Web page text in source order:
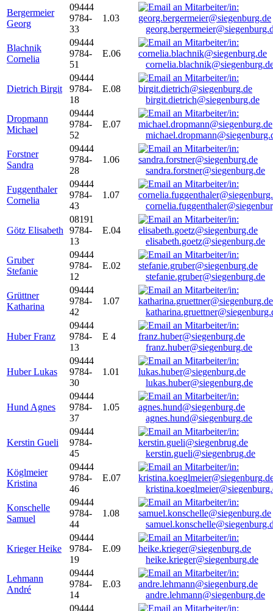
Bergermeier
Georg
09444
9784-
33
1.03
Blachnik
Cornelia
09444
9784-
51
E.06
Dietrich Birgit
09444
9784-
18
E.08
birgit.dietrich@siegenburg.de
Dropmann
Michael
09444
9784-
52
E.07
Forstner
Sandra
09444
9784-
28
1.06
sandra.forstner@siegenburg.de
Fuggenthaler
Cornelia
09444
9784-
43
1.07
Götz Elisabeth
08191
9784-
13
E.04
elisabeth.goetz@siegenburg.de
Gruber
Stefanie
09444
9784-
12
E.02
stefanie.gruber@siegenburg.de
Grüttner
Katharina
09444
9784-
42
1.07
Huber Franz
09444
9784-
13
E 4
franz.huber@siegenburg.de
Huber Lukas
09444
9784-
30
1.01
lukas.huber@siegenburg.de
Hund Agnes
09444
9784-
37
1.05
agnes.hund@siegenburg.de
Kerstin Gueli
09444
9784-
45
kerstin.gueli@siegenbrug.de
Köglmeier
Kristina
09444
9784-
46
E.07
Konschelle
Samuel
09444
9784-
44
1.08
Krieger Heike
09444
9784-
19
E.09
heike.krieger@siegenburg.de
Lehmann
André
09444
9784-
14
E.03
andre.lehmann@siegenburg.de
09444